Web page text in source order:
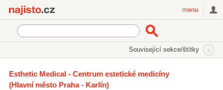
menu
Související sekce/štítky
Stomatologie (3390)
Esthetic Medical - Centrum estetické medicíny
(Hlavní město Praha - Karlín)